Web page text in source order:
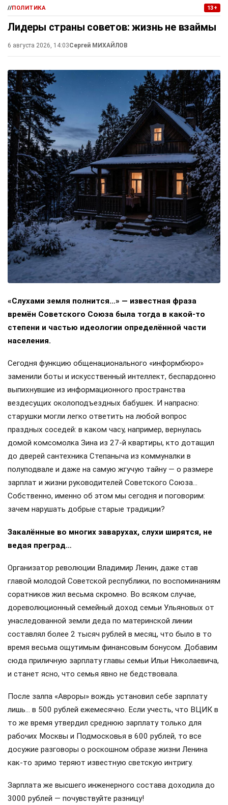
//ПОЛИТИКА 13+
Лидеры страны советов: жизнь не взаймы
6 августа 2026, 14:03Сергей МИХАЙЛОВ
«Слухами земля полнится…» — известная фраза
времён Советского Союза была тогда в какой-то
степени и частью идеологии определённой части
населения.
Сегодня функцию общенационального «информбюро»
заменили боты и искусственный интеллект, беспардонно
выпихнувшие из информационного пространства
вездесущих околоподъездных бабушек. И напрасно:
старушки могли легко ответить на любой вопрос
праздных соседей: в каком часу, например, вернулась
домой комсомолка Зина из 27-й квартиры, кто дотащил
до дверей сантехника Степаныча из коммуналки в
полуподвале и даже на самую жгучую тайну — о размере
зарплат и жизни руководителей Советского Союза…
Собственно, именно об этом мы сегодня и поговорим:
зачем нарушать добрые старые традиции?
Закалённые во многих заварухах, слухи ширятся, не
ведая преград…
Организатор революции Владимир Ленин, даже став
главой молодой Советской республики, по воспоминаниям
соратников жил весьма скромно. Во всяком случае,
дореволюционный семейный доход семьи Ульяновых от
унаследованной земли деда по материнской линии
составлял более 2 тысяч рублей в месяц, что было в то
время весьма ощутимым финансовым бонусом. Добавим
сюда приличную зарплату главы семьи Ильи Николаевича,
и станет ясно, что семья явно не бедствовала.
После залпа «Авроры» вождь установил себе зарплату
лишь… в 500 рублей ежемесячно. Если учесть, что ВЦИК в
то же время утвердил среднюю зарплату только для
рабочих Москвы и Подмосковья в 600 рублей, то все
досужие разговоры о роскошном образе жизни Ленина
как-то зримо теряют известную светскую интригу.
Зарплата же высшего инженерного состава доходила до
3000 рублей — почувствуйте разницу!